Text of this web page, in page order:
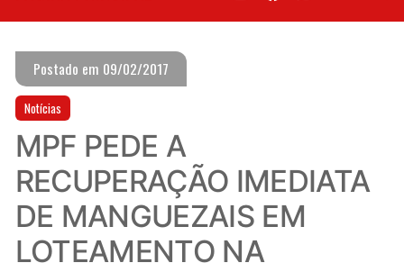
Postado em 09/02/2017
Notícias
MPF PEDE A
RECUPERAÇÃO IMEDIATA
DE MANGUEZAIS EM
LOTEAMENTO NA